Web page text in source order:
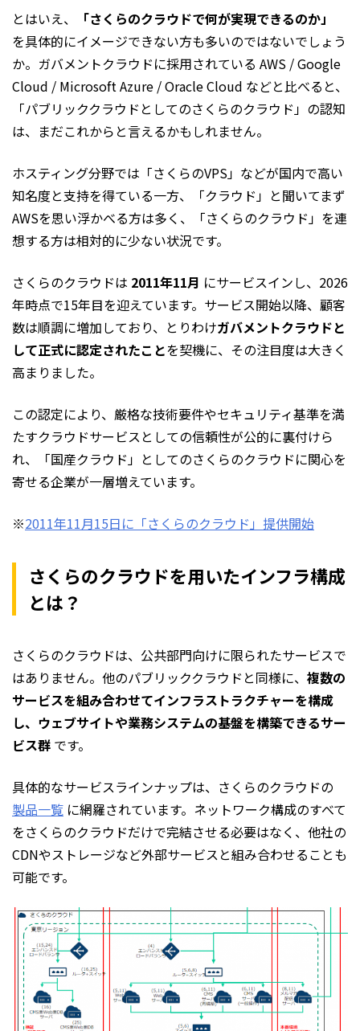
とはいえ、
「さくらのクラウドで何が実現できるのか」
を具体的にイメージできない方も多いのではないでしょう
か。ガバメントクラウドに採用されている AWS / Google
Cloud / Microsoft Azure / Oracle Cloud などと比べると、
「パブリッククラウドとしてのさくらのクラウド」の認知
は、まだこれからと言えるかもしれません。
ホスティング分野では「さくらのVPS」などが国内で高い
知名度と支持を得ている一方、「クラウド」と聞いてまず
AWSを思い浮かべる方は多く、「さくらのクラウド」を連
想する方は相対的に少ない状況です。
さくらのクラウドは 2011年11月 にサービスインし、2026
年時点で15年目を迎えています。サービス開始以降、顧客
数は順調に増加しており、とりわけガバメントクラウドと
して正式に認定されたことを契機に、その注目度は大きく
高まりました。
この認定により、厳格な技術要件やセキュリティ基準を満
たすクラウドサービスとしての信頼性が公的に裏付けら
れ、「国産クラウド」としてのさくらのクラウドに関心を
寄せる企業が一層増えています。
※2011年11月15日に「さくらのクラウド」提供開始
さくらのクラウドを用いたインフラ構成
とは？
さくらのクラウドは、公共部門向けに限られたサービスで
はありません。他のパブリッククラウドと同様に、 複数の
サービスを組み合わせてインフラストラクチャーを構成
し、ウェブサイトや業務システムの基盤を構築できるサー
ビス群 です。
具体的なサービスラインナップは、さくらのクラウドの
製品一覧 に網羅されています。ネットワーク構成のすべて
をさくらのクラウドだけで完結させる必要はなく、他社の
CDNやストレージなど外部サービスと組み合わせることも
可能です。